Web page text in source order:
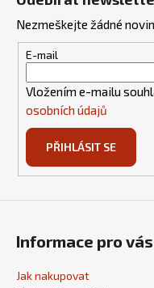
Nezmeškejte žádné
E-mail
Vložením e-mailu
osobních údajů
PŘIHLÁSIT SE
Informace pro vás
Jak nakupovat